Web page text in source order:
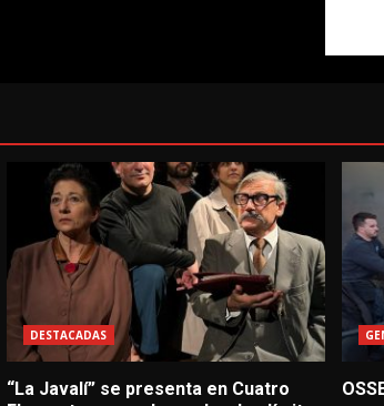
DESTACADAS
“La Javalí” se presenta en Cuatro